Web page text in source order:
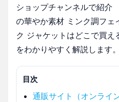
ショップチャンネルで紹介
の華やか素材 ミンク調フェ
ク ジャケットはどこで買
をわかりやすく解説します。
目次
通販サイト（オンライ